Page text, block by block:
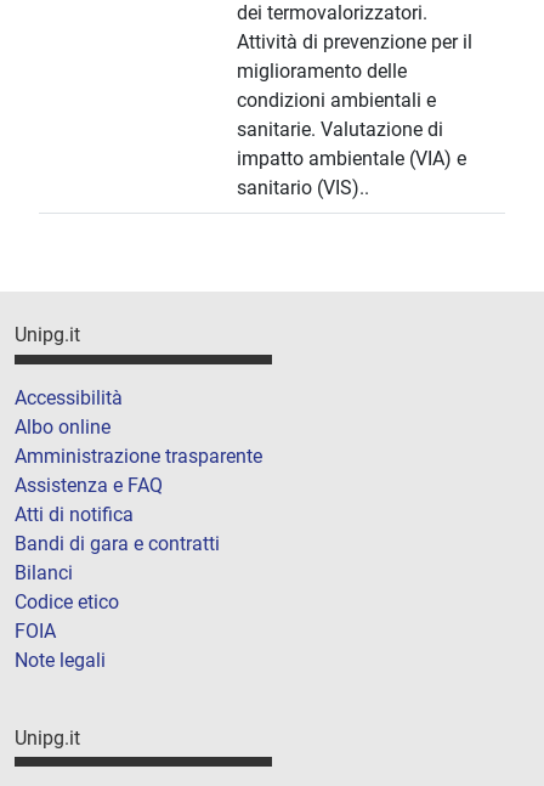
dei termovalorizzatori.
Attività di prevenzione per il
miglioramento delle
condizioni ambientali e
sanitarie. Valutazione di
impatto ambientale (VIA) e
sanitario (VIS)..
Unipg.it
Accessibilità
Albo online
Amministrazione trasparente
Assistenza e FAQ
Atti di notifica
Bandi di gara e contratti
Bilanci
Codice etico
FOIA
Note legali
Unipg.it